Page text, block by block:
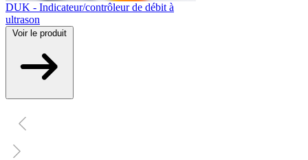
DUK - Indicateur/contrôleur de débit à
ultrason
Voir le produit